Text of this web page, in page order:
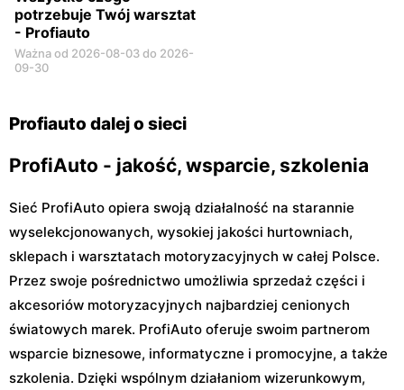
potrzebuje Twój warsztat
- Profiauto
Ważna od 2026-08-03 do 2026-
09-30
Profiauto dalej o sieci
ProfiAuto - jakość, wsparcie, szkolenia
Sieć ProfiAuto opiera swoją działalność na starannie
wyselekcjonowanych, wysokiej jakości hurtowniach,
sklepach i warsztatach motoryzacyjnych w całej Polsce.
Przez swoje pośrednictwo umożliwia sprzedaż części i
akcesoriów motoryzacyjnych najbardziej cenionych
światowych marek. ProfiAuto oferuje swoim partnerom
wsparcie biznesowe, informatyczne i promocyjne, a także
szkolenia. Dzięki wspólnym działaniom wizerunkowym,